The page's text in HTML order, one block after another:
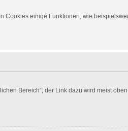
einige Funktionen, wie
Bereich“; der Link dazu wird meist